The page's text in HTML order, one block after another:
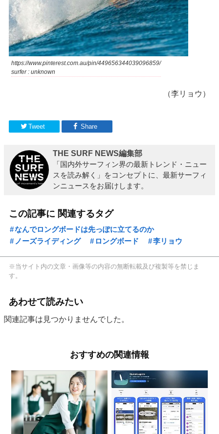
https://www.pinterest.com.au/pin/449656344039096859/
surfer : unknown
（李リョウ）
Tweet Share
THE SURF NEWS編集部
「国内外サーフィン界の最新トレンド・ニュー
スを読み解く」をコンセプトに、最新サーフィ
ンニュースをお届けします。
この記事に 関連するタグ
なんでロングボードは先っぽに立てるのか
ノーズライディング
ロングボード 李リョウ
※当サイト内の文章・画像等の内容の無断転載及び複製等を禁じま
す。
あわせて読みたい
関連記事は見つかりませんでした。
おすすめの関連情報